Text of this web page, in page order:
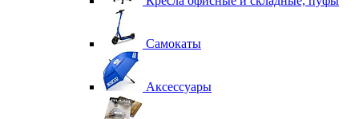
Самокаты
Аксессуары